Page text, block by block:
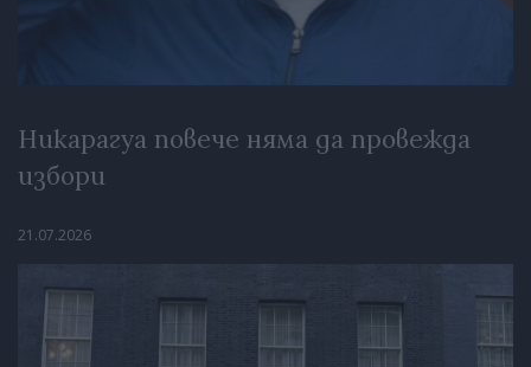
Никарагуа повече няма да провежда
избори
21.07.2026